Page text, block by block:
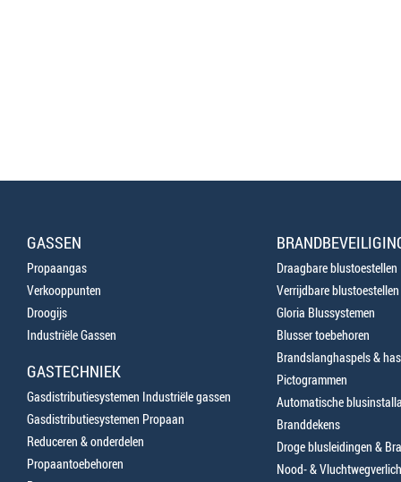
GASSEN
Propaangas
Verkooppunten
Droogijs
Industriële Gassen
GASTECHNIEK
Gasdistributiesystemen Industriële gassen
Gasdistributiesystemen Propaan
Reduceren & onderdelen
Propaantoebehoren
Draagbare blustoestellen
Verrijdbare blustoestellen
Gloria Blussystemen
Blusser toebehoren
Brandslanghaspels &
Pictogrammen
Automatische
Branddekens
Droge blusleidingen &
Nood- &